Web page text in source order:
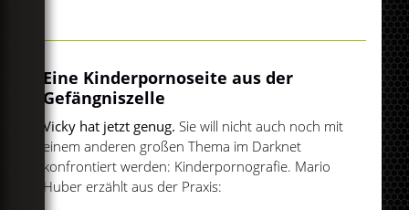
Eine Kinderpornoseite aus der
Gefängniszelle
Vicky hat jetzt genug. Sie will nicht auch noch mit
einem anderen großen Thema im Darknet
konfrontiert werden: Kinderpornografie. Mario
Huber erzählt aus der Praxis: